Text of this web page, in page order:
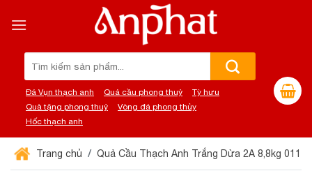
đến
Đá Vụn thạch anh Quả cầu phong thuỷ
Tỳ hưu
Quà tặng phong thuỷ
Vòng đá phong thủy
Hốc thạch anh
Trang chủ Quả Cầu Thạch Anh Trắng Dừa 2A 8,8kg 011-